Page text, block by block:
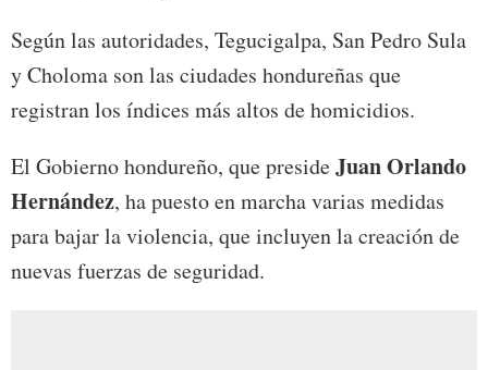
Según las autoridades, Tegucigalpa, San Pedro Sula
y Choloma son las ciudades hondureñas que
registran los índices más altos de homicidios.
El Gobierno hondureño, que presideJuan Orlando
Hernández, ha puesto en marcha varias medidas
para bajar la violencia, que incluyen la creación de
nuevas fuerzas de seguridad.